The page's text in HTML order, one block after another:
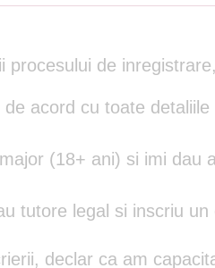
procesului de
acord cu toate detaliile
(18+ ani) si imi dau
tutore legal si inscriu
declar ca am